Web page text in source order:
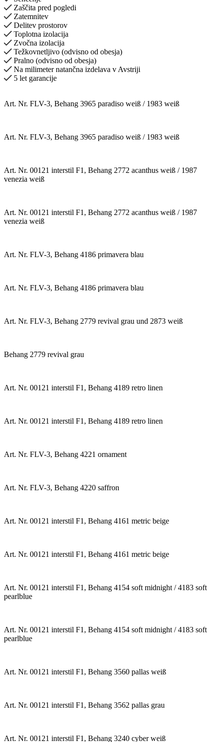
Zaščita pred pogledi
Zatemnitev
Delitev prostorov
Toplotna izolacija
Zvočna izolacija
Težkovnetljivo (odvisno od obesja)
Pralno (odvisno od obesja)
Na milimeter natančna izdelava v Avstriji
5 let garancije
Art. Nr. FLV-3, Behang 3965 paradiso weiß / 1983 weiß
Art. Nr. FLV-3, Behang 3965 paradiso weiß / 1983 weiß
Art. Nr. 00121 interstil F1, Behang 2772 acanthus weiß / 1987
venezia weiß
Art. Nr. 00121 interstil F1, Behang 2772 acanthus weiß / 1987
venezia weiß
Art. Nr. FLV-3, Behang 4186 primavera blau
Art. Nr. FLV-3, Behang 4186 primavera blau
Art. Nr. FLV-3, Behang 2779 revival grau und 2873 weiß
Behang 2779 revival grau
Art. Nr. 00121 interstil F1, Behang 4189 retro linen
Art. Nr. 00121 interstil F1, Behang 4189 retro linen
Art. Nr. FLV-3, Behang 4221 ornament
Art. Nr. FLV-3, Behang 4220 saffron
Art. Nr. 00121 interstil F1, Behang 4161 metric beige
Art. Nr. 00121 interstil F1, Behang 4161 metric beige
Art. Nr. 00121 interstil F1, Behang 4154 soft midnight / 4183 soft
pearlblue
Art. Nr. 00121 interstil F1, Behang 4154 soft midnight / 4183 soft
pearlblue
Art. Nr. 00121 interstil F1, Behang 3560 pallas weiß
Art. Nr. 00121 interstil F1, Behang 3562 pallas grau
Art. Nr. 00121 interstil F1, Behang 3240 cyber weiß